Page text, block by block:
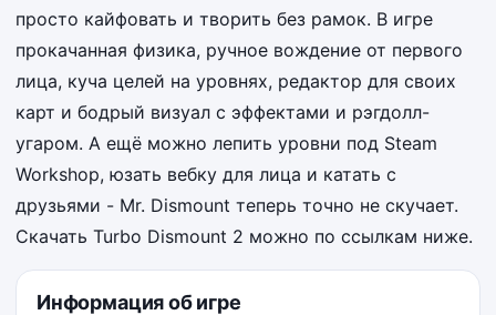
просто кайфовать и творить без рамок. В игре
прокачанная физика, ручное вождение от первого
лица, куча целей на уровнях, редактор для своих
карт и бодрый визуал с эффектами и рэгдолл-
угаром. А ещё можно лепить уровни под Steam
Workshop, юзать вебку для лица и катать с
друзьями - Mr. Dismount теперь точно не скучает.
Скачать Turbo Dismount 2 можно по ссылкам ниже.
Информация об игре